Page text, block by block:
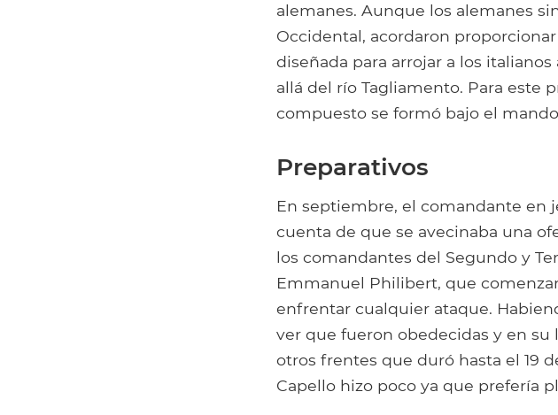
alemanes. Aunque los alemanes
Occidental, acordaron
diseñada para arrojar a los
allá del río Tagliamento. Para este
compuesto se formó bajo el
Preparativos
En septiembre, el comandante en
cuenta de que se avecinaba una
los comandantes del Segundo y
Emmanuel Philibert, que
enfrentar cualquier ataque.
ver que fueron obedecidas y en
otros frentes que duró hasta el 19
Capello hizo poco ya que prefería